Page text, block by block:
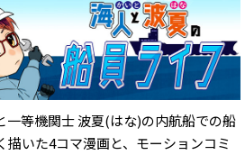
一等機関士 波夏(はな)の内航船での船
描いた4コマ漫画と、モーションコミ